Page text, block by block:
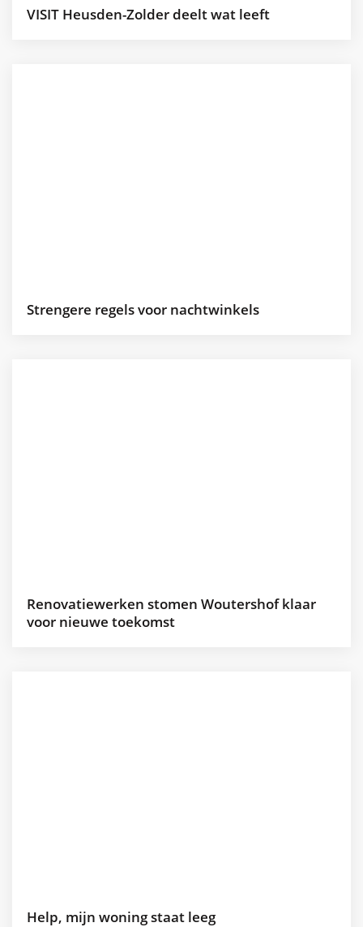
VISIT Heusden-Zolder deelt wat leeft
Strengere regels voor nachtwinkels
Renovatiewerken stomen Woutershof klaar
voor nieuwe toekomst
Help, mijn woning staat leeg